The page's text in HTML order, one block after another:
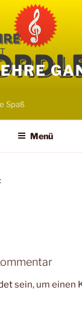
Spaß
Menü
sein, um einen